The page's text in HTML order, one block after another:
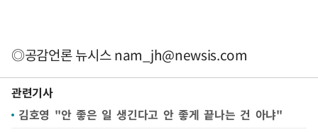
◎공감언론 뉴시스nam_jh@newsis.com
관련기사
김호영 "안 좋은 일 생긴다고 안 좋게 끝나는 건 아냐"